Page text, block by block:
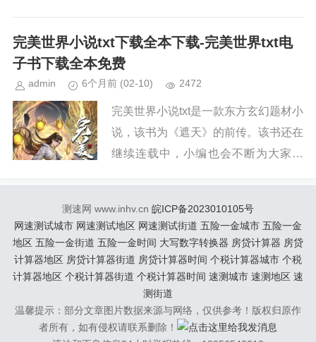
续关注本站，新章节出来，小编会第一
时间更新。小说简介《完美世界...
完美世界小说txt下载全本下载-完美世界txt电
子书下载全本免费
admin 6个月前 (02-10) 2472
完美世界小说txt是一款东方玄幻题材小
说，该书为《遮天》的前传。该书还在
继续连载中，小编也会不断为大家更
时间更新。小说简介《完美世界...
测速网 www.inhv.cn 皖ICP备2023010105号
网速测试城市 网速测试地区 网速测试街道 五险一金城市 五险一金
地区 五险一金街道 五险一金时间 大写数字转换器 房贷计算器 房贷
计算器地区 房贷计算器街道 房贷计算器时间 个税计算器城市 个税
计算器地区 个税计算器街道 个税计算器时间 速测城市 速测地区 速
测街道
温馨提示：部分文章图片数据来源与网络，仅供参考！版权归原作
者所有，如有侵权请联系删除！